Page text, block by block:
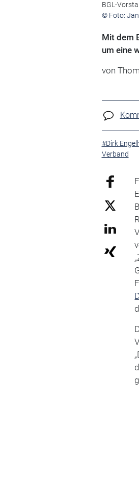
BGL-
© Foto:
Mit dem
um eine
von
#Dirk
Verband